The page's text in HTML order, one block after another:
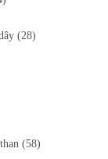
(28)
(58)